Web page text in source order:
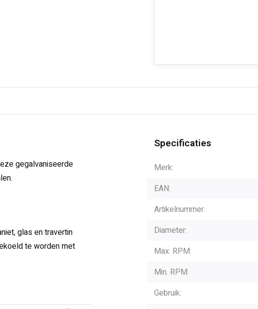
gegalvaniseerde
glas en travertin
te worden met
Specificaties
Merk:
EAN:
Artikelnummer:
Diameter:
Max. RPM:
Min. RPM:
Gebruik: